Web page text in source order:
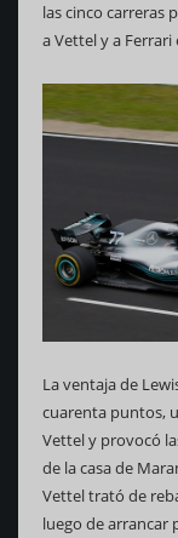
las cinco carreras
a Vettel y a Ferrari
La ventaja de
cuarenta puntos,
Vettel y provocó
de la casa de
Vettel trató de
luego de arrancar